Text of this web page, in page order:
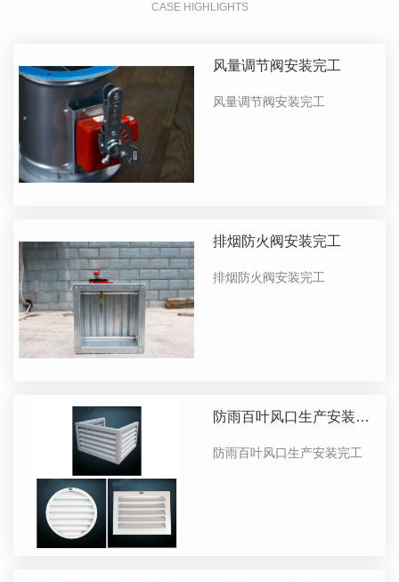
CASE HIGHLIGHTS
风量调节阀安装完工
风量调节阀安装完工
排烟防火阀安装完工
排烟防火阀安装完工
防雨百叶风口生产安装完
工
防雨百叶风口生产安装完工